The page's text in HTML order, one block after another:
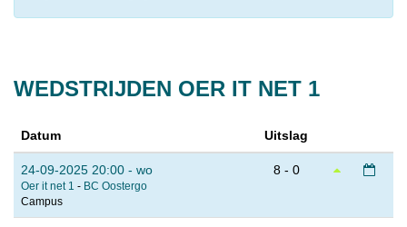
WEDSTRIJDEN OER IT NET 1
Datum Uitslag
24-09-2025 20:00 - wo
Oer it net 1 - BC Oostergo
Campus
8 - 0